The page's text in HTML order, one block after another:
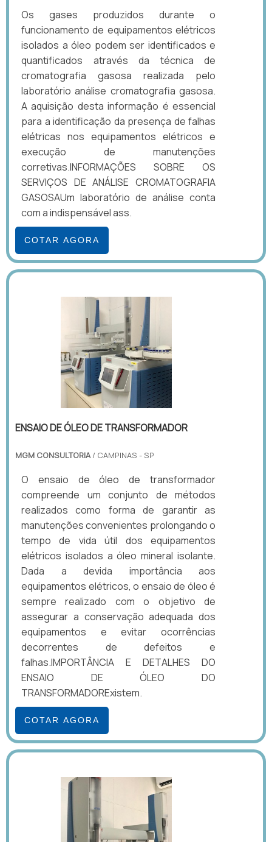
Os gases produzidos durante o
funcionamento de equipamentos elétricos
isolados a óleo podem ser identificados e
quantificados através da técnica de
cromatografia gasosa realizada pelo
laboratório análise cromatografia gasosa.
A aquisição desta informação é essencial
para a identificação da presença de falhas
elétricas nos equipamentos elétricos e
execução de manutenções
corretivas.INFORMAÇÕES SOBRE OS
SERVIÇOS DE ANÁLISE CROMATOGRAFIA
GASOSAUm laboratório de análise conta
com a indispensável ass.
COTAR AGORA
ENSAIO DE ÓLEO DE TRANSFORMADOR
MGM CONSULTORIA/ CAMPINAS - SP
O ensaio de óleo de transformador
compreende um conjunto de métodos
realizados como forma de garantir as
manutenções convenientes prolongando o
tempo de vida útil dos equipamentos
elétricos isolados a óleo mineral isolante.
Dada a devida importância aos
equipamentos elétricos, o ensaio de óleo é
sempre realizado com o objetivo de
assegurar a conservação adequada dos
equipamentos e evitar ocorrências
decorrentes de defeitos e
falhas.IMPORTÂNCIA E DETALHES DO
ENSAIO DE ÓLEO DO
TRANSFORMADORExistem.
COTAR AGORA